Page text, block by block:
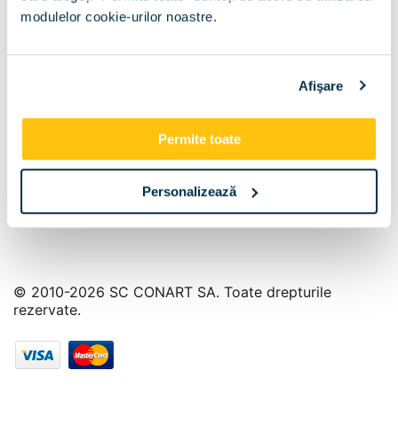
modulelor cookie-urilor noastre.
Afişare
Permite toate
Personalizează
© 2010-2026 SC CONART SA. Toate drepturile
rezervate.